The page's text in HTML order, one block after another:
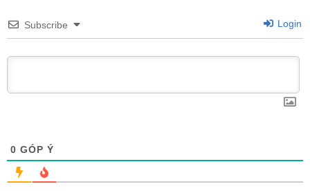
Subscribe Login
0 GÓP Ý